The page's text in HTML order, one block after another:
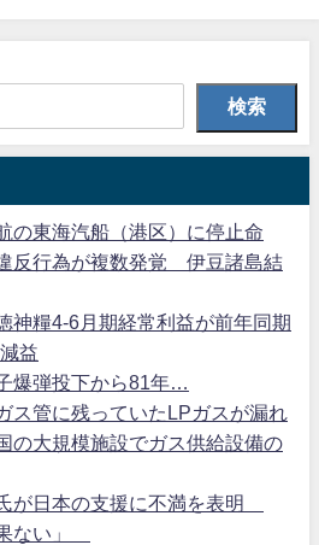
検索
の東海汽船（港区）に停止命
反行為が複数発覚 伊豆諸島結
神糧4-6月期経常利益が前年同期
益
爆弾投下から81年…
ス管に残っていたLPガスが漏れ
の大規模施設でガス供給設備の
が日本の支援に不満を表明
ない」